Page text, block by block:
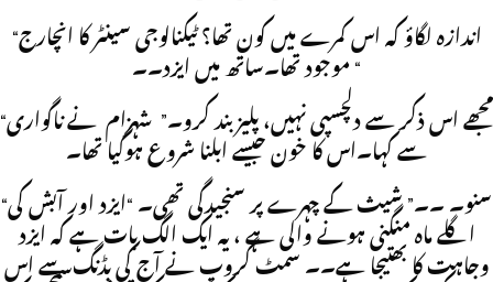
“اندازہ لگاؤ کہ اس کمرے میں کون تھا؟ ٹیکنالوجی سینٹر کا انچارج
موجود تھا۔ساتھ میں ایزد۔۔ “
“مجھے اس ذکر سے دلچسپی نہیں، پلیز بند کرو۔” شہزام نے ناگواری
سے کہا۔اس کا خون جیسے ابلنا شروع ہوگیا تھا۔
“سنو۔ ۔۔” شیث کے چہرے پر سنجیدگی تھی۔ “ایزد اور آبش کی
اگلے ماہ منگنی ہونے والی ہے ، یہ ایک الگ بات ہے کہ ایزد
وجاہت کا بھتیجا ہے۔۔ سمٹ گروپ نے آج کی بڈنگ سے اس